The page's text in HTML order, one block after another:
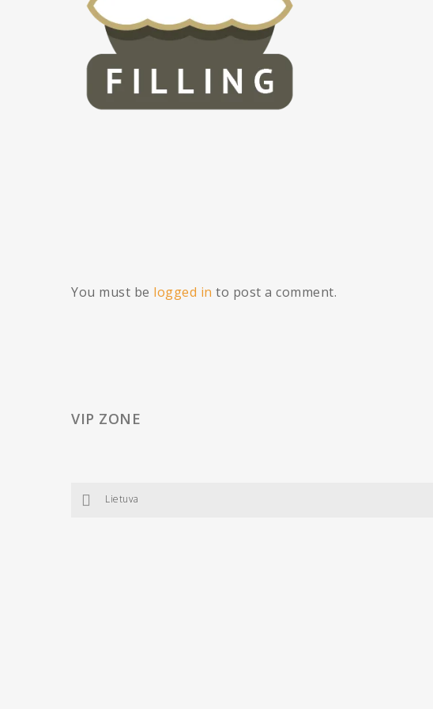
You must be logged in to post a comment.
VIP ZONE
Lietuva